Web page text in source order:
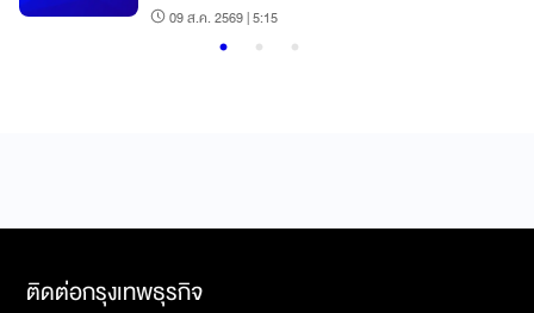
09 ส.ค. 2569 | 5:15
ติดต่อกรุงเทพธุรกิจ